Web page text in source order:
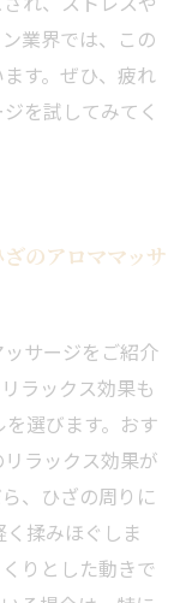
業界では、この
す。ぜひ、疲れ
を試してみてく
のアロママッサ
サージをご紹介
ラックス効果も
選びます。おす
ラックス効果が
、ひざの周りに
揉みほぐしま
りとした動きで